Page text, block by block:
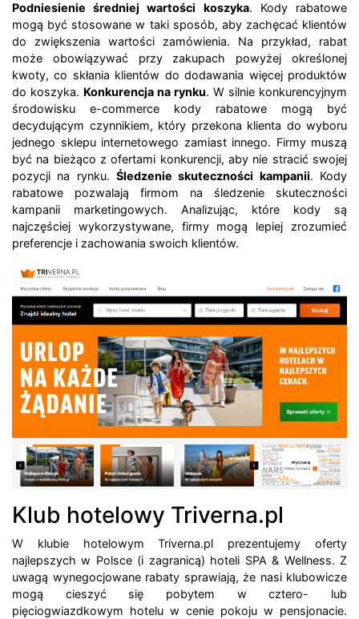
Podniesienie średniej wartości koszyka. Kody rabatowe
mogą być stosowane w taki sposób, aby zachęcać klientów
do zwiększenia wartości zamówienia. Na przykład, rabat
może obowiązywać przy zakupach powyżej określonej
kwoty, co skłania klientów do dodawania więcej produktów
do koszyka. Konkurencja na rynku. W silnie konkurencyjnym
środowisku e-commerce kody rabatowe mogą być
decydującym czynnikiem, który przekona klienta do wyboru
jednego sklepu internetowego zamiast innego. Firmy muszą
być na bieżąco z ofertami konkurencji, aby nie stracić swojej
pozycji na rynku. Śledzenie skuteczności kampanii. Kody
rabatowe pozwalają firmom na śledzenie skuteczności
kampanii marketingowych. Analizując, które kody są
najczęściej wykorzystywane, firmy mogą lepiej zrozumieć
preferencje i zachowania swoich klientów.
Klub hotelowy Triverna.pl
W klubie hotelowym Triverna.pl prezentujemy oferty
najlepszych w Polsce (i zagranicą) hoteli SPA & Wellness. Z
uwagą wynegocjowane rabaty sprawiają, że nasi klubowicze
mogą cieszyć się pobytem w cztero- lub
pięciogwiazdkowym hotelu w cenie pokoju w pensjonacie.